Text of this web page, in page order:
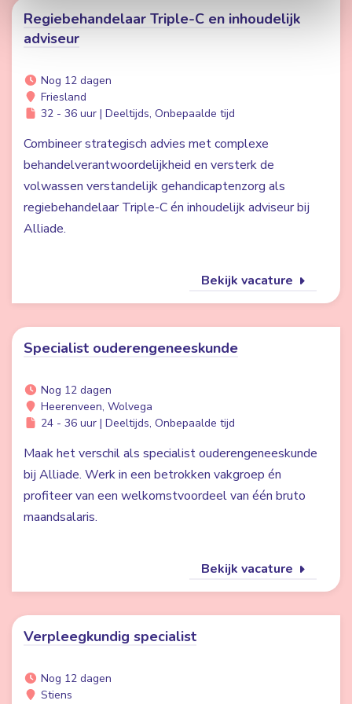
Regiebehandelaar Triple-C en inhoudelijk
adviseur
Nog 12 dagen
Friesland
32 - 36 uur | Deeltijds, Onbepaalde tijd
Combineer strategisch advies met complexe
behandelverantwoordelijkheid en versterk de
volwassen verstandelijk gehandicaptenzorg als
regiebehandelaar Triple-C én inhoudelijk adviseur bij
Alliade.
Bekijk vacature
Specialist ouderengeneeskunde
Nog 12 dagen
Heerenveen, Wolvega
24 - 36 uur | Deeltijds, Onbepaalde tijd
Maak het verschil als specialist ouderengeneeskunde
bij Alliade. Werk in een betrokken vakgroep én
profiteer van een welkomstvoordeel van één bruto
maandsalaris.
Bekijk vacature
Verpleegkundig specialist
Nog 12 dagen
Stiens